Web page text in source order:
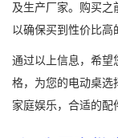
及生产厂家。购买之
以确保买到性价比高
通过以上信息，希望
格，为您的电动桌选
家庭娱乐，合适的配